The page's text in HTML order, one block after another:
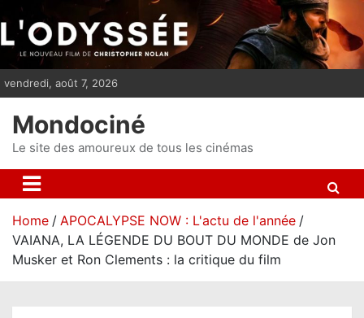
i
p
n
vendredi, août 7, 2026
Mondociné
Le site des amoureux de tous les cinémas
Home
APOCALYPSE NOW : L'actu de l'année
VAIANA, LA LÉGENDE DU BOUT DU MONDE de Jon
Musker et Ron Clements : la critique du film